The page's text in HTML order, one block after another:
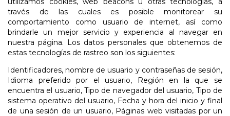
través de las cuales es posible monitorear su
comportamiento como usuario de internet, así como
brindarle un mejor servicio y experiencia al navegar en
nuestra página. Los datos personales que obtenemos de
estas tecnologías de rastreo son los siguientes:
Identificadores, nombre de usuario y contraseñas de sesión,
Idioma preferido por el usuario, Región en la que se
encuentra el usuario, Tipo de navegador del usuario, Tipo de
sistema operativo del usuario, Fecha y hora del inicio y final
de una sesión de un usuario, Páginas web visitadas por un